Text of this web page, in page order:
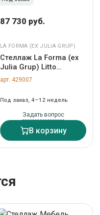
87 730 руб.
LA FORMA (ЕХ JULIA GRUP)
Стеллаж La Forma (ех
Julia Grup) Litto
Маленький стеллаж из
дубового шпона 34 x 38
арт. 429007
Под заказ, 4–12 недель
Задать вопрос
В корзину